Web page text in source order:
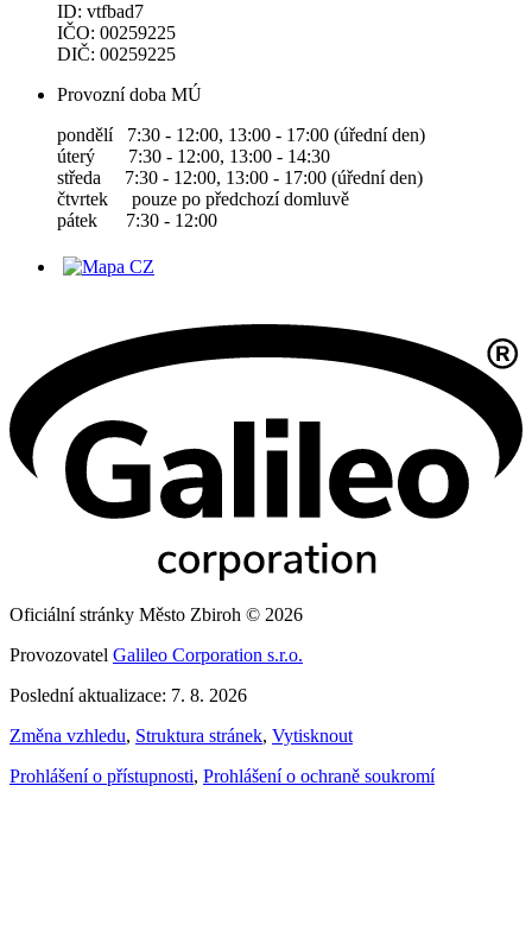
ID: vtfbad7
IČO: 00259225
DIČ: 00259225
Provozní doba MÚ
pondělí 7:30 - 12:00, 13:00 - 17:00 (úřední den)
úterý 7:30 - 12:00, 13:00 - 14:30
středa 7:30 - 12:00, 13:00 - 17:00 (úřední den)
čtvrtek pouze po předchozí domluvě
pátek 7:30 - 12:00
Oficiální stránky Město Zbiroh © 2026
Provozovatel Galileo Corporation s.r.o.
Poslední aktualizace: 7. 8. 2026
Změna vzhledu, Struktura stránek, Vytisknout
Prohlášení o přístupnosti, Prohlášení o ochraně soukromí